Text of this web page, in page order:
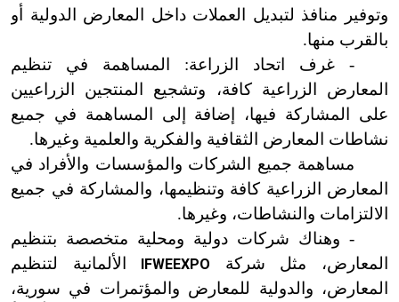
وتوفير منافذ لتبديل العملات داخل المعارض الدولية أو
بالقرب منها.
- غرف اتحاد الزراعة: المساهمة في تنظيم
المعارض الزراعية كافة، وتشجيع المنتجين الزراعيين
على المشاركة فيها، إضافة إلى المساهمة في جميع
نشاطات المعارض الثقافية والفكرية والعلمية وغيرها.
مساهمة جميع الشركات والمؤسسات والأفراد في
المعارض الزراعية كافة وتنظيمها، والمشاركة في جميع
الالتزامات والنشاطات، وغيرها.
- وهناك شركات دولية ومحلية متخصصة بتنظيم
المعارض، مثل شركة
IFWEEXPO
الألمانية لتنظيم
المعارض، والدولية للمعارض والمؤتمرات في سورية،